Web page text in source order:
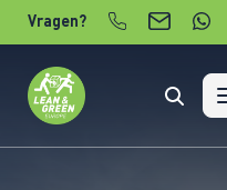
Verder naar content
Vragen?